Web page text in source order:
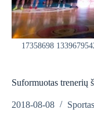
17358698
Suformuotas trenerių
2018-08-08 Sportas